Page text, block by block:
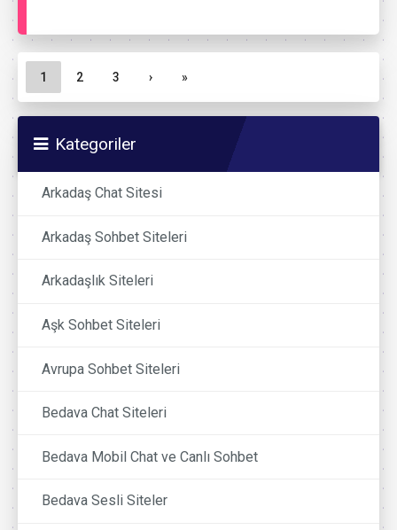
Sayfa gezinme
Geçerli Sayfa
1 Sayfa
2 Sayfa
3 › »
Kategoriler
Arkadaş Chat Sitesi
Arkadaş Sohbet Siteleri
Arkadaşlık Siteleri
Aşk Sohbet Siteleri
Avrupa Sohbet Siteleri
Bedava Chat Siteleri
Bedava Mobil Chat ve Canlı Sohbet
Bedava Sesli Siteler